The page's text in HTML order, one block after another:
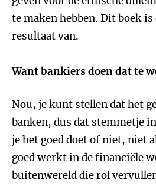
te maken hebben. Dit boek
resultaat van.
Want bankiers doen dat te
Nou, je kunt stellen dat het
banken, dus dat stemmetje
je het goed doet of niet, niet
goed werkt in de financiële
buitenwereld die rol